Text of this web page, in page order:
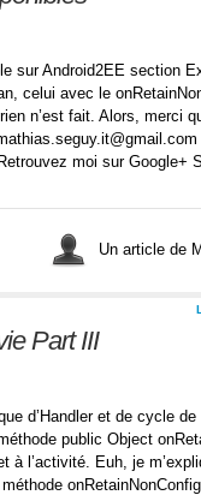
sur Android2EE section
celui avec le
n’est fait. Alors, merci
moi sur Google+
Un article de
Part III
d’Handler et de cycle
public Object
à l’activité. Euh, je